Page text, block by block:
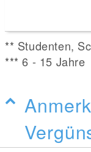
** Studenten,
*** 6 - 15 Jahre